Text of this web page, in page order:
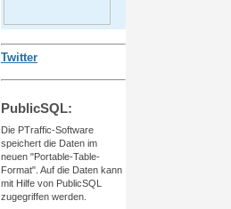
Twitter
PublicSQL:
Die PTraffic-Software
speichert die Daten im
neuen "Portable-Table-
Format". Auf die Daten kann
mit Hilfe von PublicSQL
zugegriffen werden.